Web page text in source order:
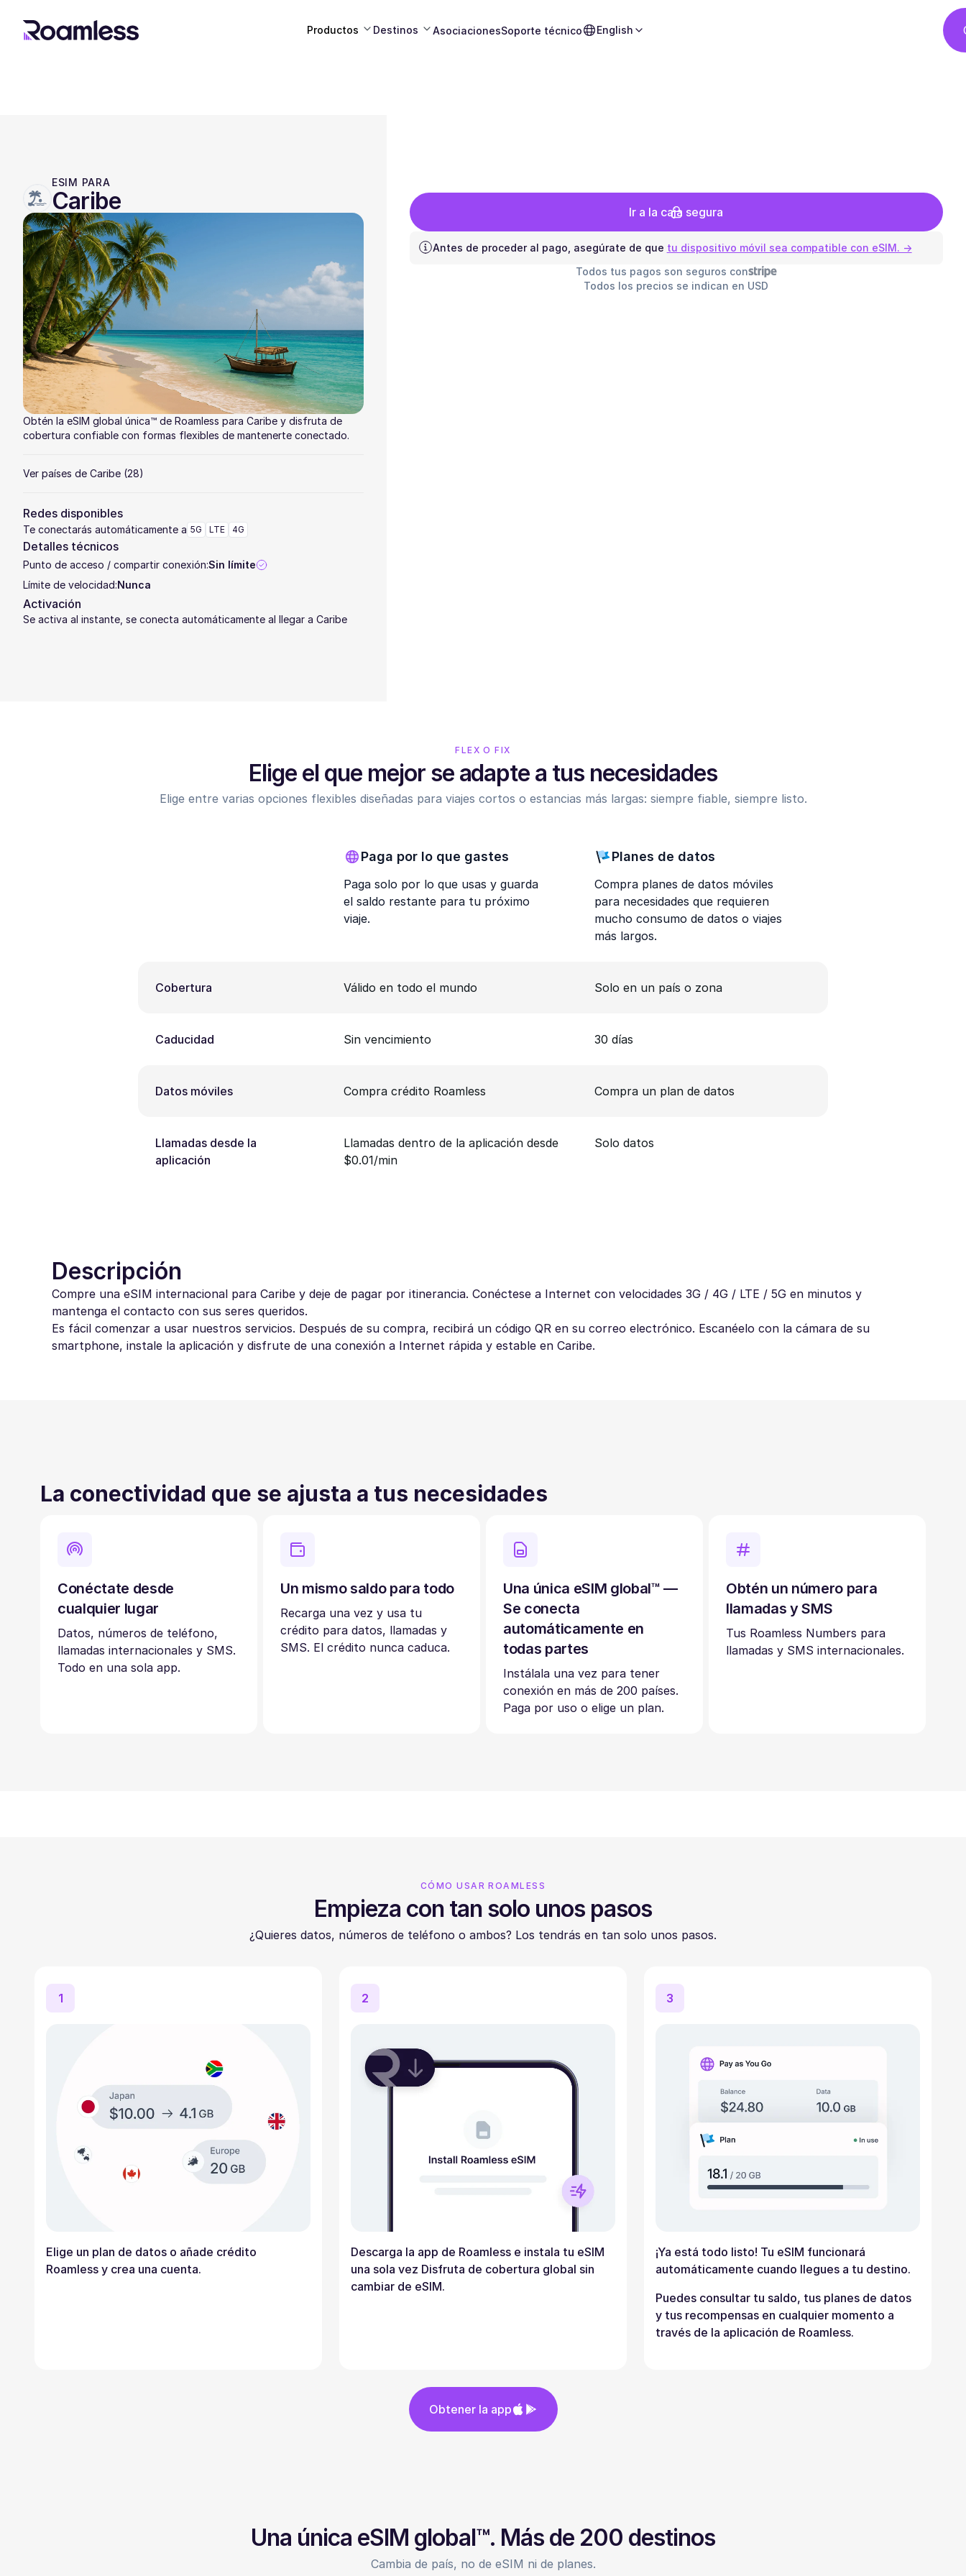
Productos Destinos AsociacionesSoporte técnico English
ESIM PARA
Caribe
Obtén la eSIM global única™ de Roamless para Caribe y disfruta de
cobertura confiable con formas flexibles de mantenerte conectado.
Ver países de Caribe (28)
Redes disponibles
Te conectarás automáticamente a 5G LTE 4G
Detalles técnicos
Punto de acceso / compartir conexión:Sin límite
Límite de velocidad:Nunca
Activación
Se activa al instante, se conecta automáticamente al llegar a Caribe
Ir a la caja segura
Antes de proceder al pago, asegúrate de que tu dispositivo móvil sea compatible con eSIM. →
Todos tus pagos son seguros con
Todos los precios se indican en USD
FLEX O FIX
Elige el que mejor se adapte a tus necesidades
Elige entre varias opciones flexibles diseñadas para viajes cortos o estancias más largas: siempre fiable, siempre listo.
Paga por lo que gastes
Paga solo por lo que usas y guarda
el saldo restante para tu próximo
viaje.
Planes de datos
Compra planes de datos móviles
para necesidades que requieren
mucho consumo de datos o viajes
más largos.
Cobertura Válido en todo el mundo Solo en un país o zona
Caducidad Sin vencimiento 30 días
Datos móviles Compra crédito Roamless Compra un plan de datos
Llamadas desde la
aplicación
Llamadas dentro de la aplicación desde
$0.01/min
Solo datos
Descripción
Compre una eSIM internacional para Caribe y deje de pagar por itinerancia. Conéctese a Internet con velocidades 3G / 4G / LTE / 5G en minutos y
mantenga el contacto con sus seres queridos.
Es fácil comenzar a usar nuestros servicios. Después de su compra, recibirá un código QR en su correo electrónico. Escanéelo con la cámara de su
smartphone, instale la aplicación y disfrute de una conexión a Internet rápida y estable en Caribe.
La conectividad que se ajusta a tus necesidades
Conéctate desde
cualquier lugar
Datos, números de teléfono,
llamadas internacionales y SMS.
Todo en una sola app.
Un mismo saldo para todo
Recarga una vez y usa tu
crédito para datos, llamadas y
SMS. El crédito nunca caduca.
Una única eSIM global™ —
Se conecta
automáticamente en
todas partes
Instálala una vez para tener
conexión en más de 200 países.
Paga por uso o elige un plan.
Obtén un número para
llamadas y SMS
Tus Roamless Numbers para
llamadas y SMS internacionales.
CÓMO USAR ROAMLESS
Empieza con tan solo unos pasos
¿Quieres datos, números de teléfono o ambos? Los tendrás en tan solo unos pasos.
1
Elige un plan de datos o añade crédito
Roamless y crea una cuenta.
2
Descarga la app de Roamless e instala tu eSIM
una sola vez Disfruta de cobertura global sin
cambiar de eSIM.
3
¡Ya está todo listo! Tu eSIM funcionará
automáticamente cuando llegues a tu destino.
Puedes consultar tu saldo, tus planes de datos
y tus recompensas en cualquier momento a
través de la aplicación de Roamless.
Obtener la app
Una única eSIM global™. Más de 200 destinos
Cambia de país, no de eSIM ni de planes.